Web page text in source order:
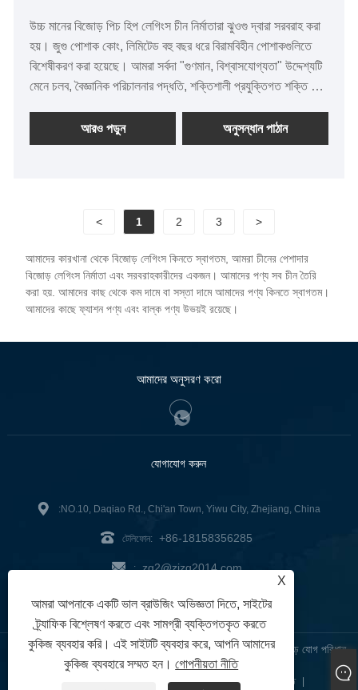
উচ্চ মানের বিজোড় পিচ হিপ লেগিংস চীন নির্মাতারা ঝুওগু দ্বারা সরবরাহ করা
হয়। জুগু পোশাক কোং, লিমিটেড বহু বছর ধরে বিরামবিহীন পোশাকগুলিতে
বিশেষীকরণ করা হয়েছে। আমরা সর্বদা "গুণমান, বিশ্বাসযোগ্যতা" উদ্দেশ্যটি
মেনে চলব, বৈজ্ঞানিক পরিচালনার পদ্ধতি, শক্তিশালী প্রযুক্তিগত শক্তি সহ,
সর্বস্তরের বন্ধুদের স্বাগত জানানো, গাইডেন্স এবং ব্যবসায়িক আলোচনার
জন্য স্বাগত জানায়।
আরও পড়ুন অনুসন্ধান পাঠান
< 1 2 3 >
আমাদের কারখানা থেকে বিজোড় লেগিংস কিনতে স্বাগতম, আমরা চীনের পেশাদার
বিজোড় লেগিংস নির্মাতা এবং সরবরাহকারীদের একজন। আমাদের পণ্য সব চীন তৈরি
করা হয়. আমাদের কাছ থেকে কম দামে বা সস্তা দামে আমাদের পণ্য কিনতে স্বাগতম।
আমাদের কাছে ফ্যাশন পণ্য এবং বাল্ক পণ্য উভয়ই রয়েছে।
আমাদের অনুসরণ করো
যোগাযোগ করুন
:NO.10, Daqiao Rd., Chi'an Town, Yiwu City, Zhejiang, China
টেলিফোন: +86-18158356285
: zg2@zjzg2014.com
ফ্যাক্স: +86-579-89979099
কপিরাইট © 2024 ZheJiangZhuoGu Clothing Co., Ltd. - বিজোড় যোগ পরিধান,
বিজোড় ব্রা, বিজোড় লেগিংস - সর্বস্বত্ব সংরক্ষিত
RSS | XML | গোপনীয়তা নীতি
X
আমরা আপনাকে একটি ভাল ব্রাউজিং অভিজ্ঞতা দিতে, সাইটের
ট্র্যাফিক বিশ্লেষণ করতে এবং সামগ্রী ব্যক্তিগতকৃত করতে
কুকিজ ব্যবহার করি। এই সাইটটি ব্যবহার করে, আপনি আমাদের
কুকিজ ব্যবহারে সম্মত হন।গোপনীয়তা নীতি